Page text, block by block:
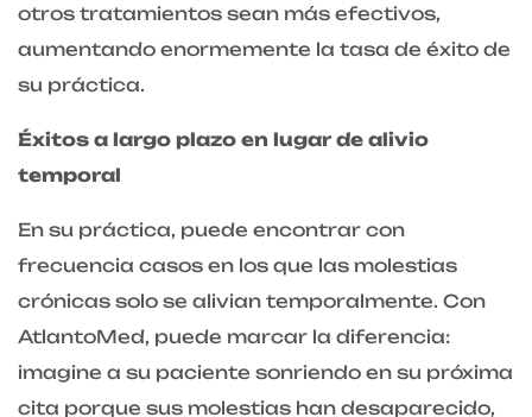
otros tratamientos sean más efectivos,
aumentando enormemente la tasa de éxito de
su práctica.
Éxitos a largo plazo en lugar de alivio
temporal
En su práctica, puede encontrar con
frecuencia casos en los que las molestias
crónicas solo se alivian temporalmente. Con
AtlantoMed, puede marcar la diferencia:
imagine a su paciente sonriendo en su próxima
cita porque sus molestias han desaparecido,